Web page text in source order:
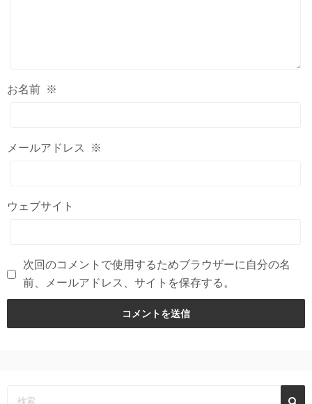
お名前 ※
メールアドレス ※
ウェブサイト
次回のコメントで使用するためブラウザーに自分の名
前、メールアドレス、サイトを保存する。